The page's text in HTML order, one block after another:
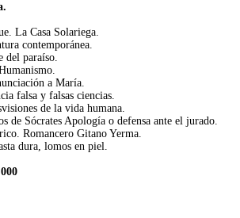
La Casa Solariega.
contemporánea.
del paraíso.
a María.
falsa y falsas ciencias.
de la vida humana.
de Sócrates Apología o defensa ante el jurado.
Romancero Gitano Yerma.
dura, lomos en piel.